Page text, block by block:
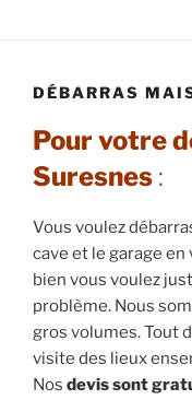
DÉBARRAS
Pour votre
Suresnes :
Vous voulez
cave et le garage en
bien vous voulez
problème. Nous
gros volumes. Tout
visite des lieux
Nos devis sont